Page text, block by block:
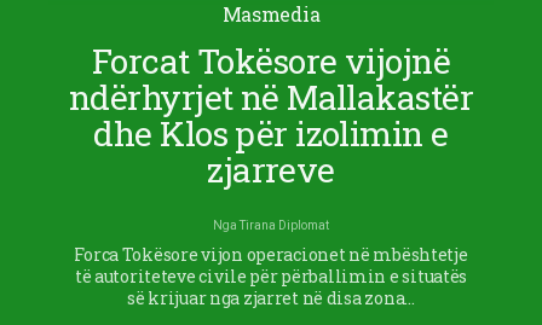
Masmedia
Forcat Tokësore vijojnë
ndërhyrjet në Mallakastër
dhe Klos për izolimin e
zjarreve
NgaTirana Diplomat
Forca Tokësore vijon operacionet në mbështetje
të autoriteteve civile për përballimin e situatës
së krijuar nga zjarret në disa zona…